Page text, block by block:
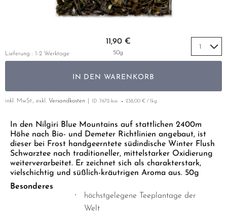
EMPFEHLUNGEN
GELBER TEE
SETS & GIFTS
PHOENIX DANCONG
ZHANGPING SHUI XIAN
THAILAND
EMPFEHLUNGEN
SETS & GIFTS
NACH SORTE
MATE TEE
SELTENE INCENCES
In den Nilgiri Blue Mountains auf stattlichen 2400m
Höhe nach Bio- und Demeter Richtlinien angebaut, ist
dieser bei Frost handgeerntete südindische Winter Flush
Schwarztee nach traditioneller, mittelstarker Oxidierung
weiterverarbeitet. Er zeichnet sich als charakterstark,
vielschichtig und süßlich-kräutrigen Aroma aus. 50g
Besonderes
höchstgelegene Teeplantage der
Welt
11,90 €
50g
IN DEN WARENKORB
Lieferung : 1-2 Werktage
inkl. MwSt., exkl. Versandkosten ID 7672-bio 238,00 € / 1kg